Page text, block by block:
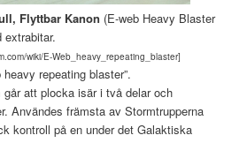
Flyttbar Kanon (E-web Heavy Blaster
extrabitar.
wiki/E-Web_heavy_repeating_blaster]
repeating blaster”.
att plocka isär i två delar och
Användes främsta av Stormtrupperna
kontroll på en under det Galaktiska